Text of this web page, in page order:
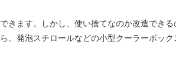
きます。しかし、使い捨てなのか改造でき
、発泡スチロールなどの小型クーラーボック